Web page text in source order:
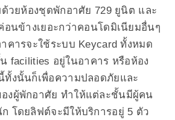
วยห้องชุดพักอาศัย 729 ยูนิต และ
นข้างเยอะกว่าคอนโดมิเนียมอื่นๆ
คารจะใช้ระบบ Keycard ทั้งหมด
facilities อยู่ในอาคาร หรือห้อง
ทั้งนั้นก็เพื่อความปลอดภัยและ
งผู้พักอาศัย ทำให้แต่ละชั้นมีผู้คน
โดยลิฟต์จะมีให้บริการอยู่ 5 ตัว